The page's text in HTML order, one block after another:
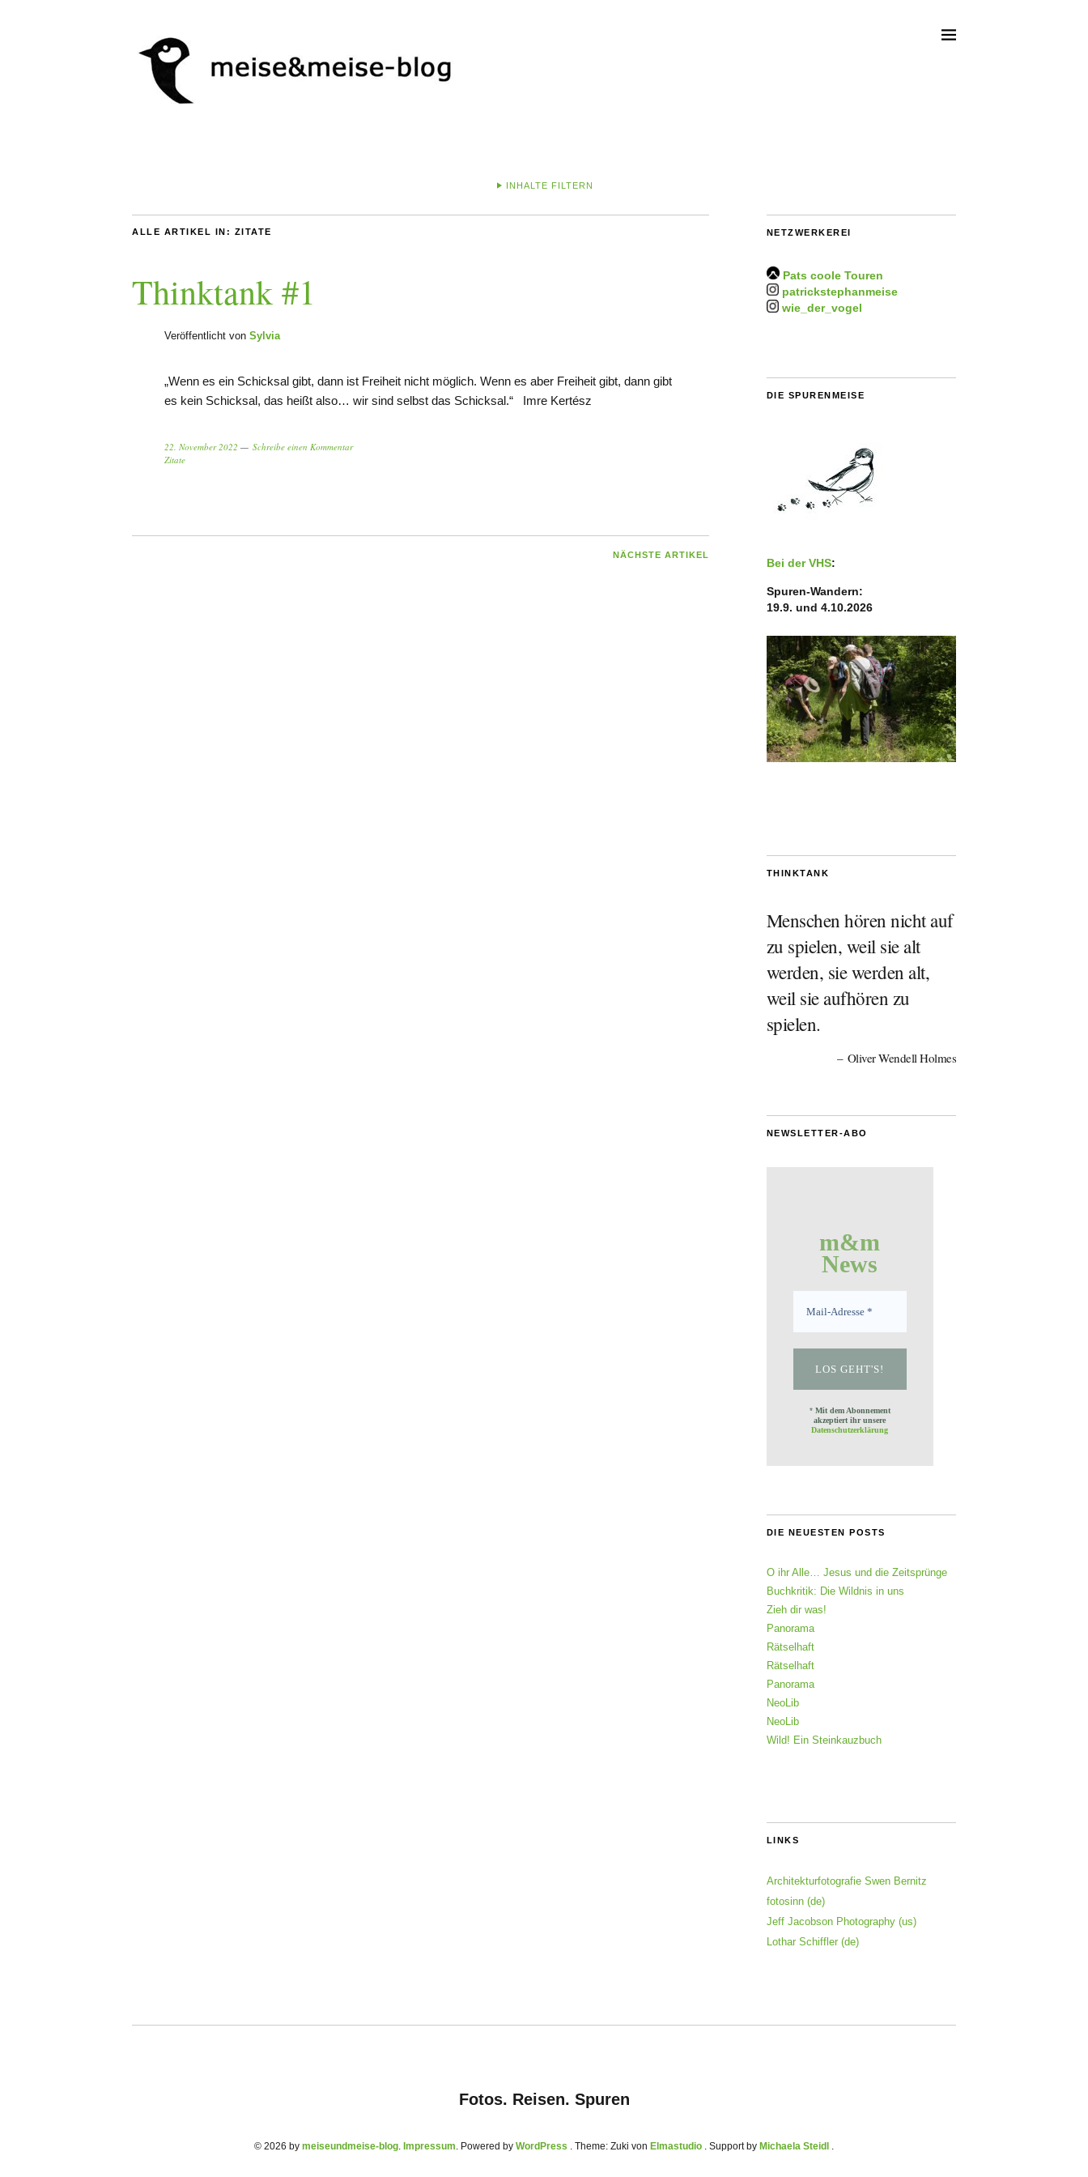
INHALTE FILTERN
ALLE ARTIKEL IN: ZITATE
Thinktank #1
Veröffentlicht von Sylvia
„Wenn es ein Schicksal gibt, dann ist Freiheit nicht möglich. Wenn es aber Freiheit gibt, dann gibt
es kein Schicksal, das heißt also… wir sind selbst das Schicksal.“ Imre Kertész
22. November 2022
Schreibe einen Kommentar
Zitate
NÄCHSTE ARTIKEL
NETZWERKEREI
Pats coole Touren
patrickstephanmeise
wie_der_vogel
DIE SPURENMEISE
Bei der VHS:
Spuren-Wandern:
19.9. und 4.10.2026
THINKTANK
Menschen hören nicht auf
zu spielen, weil sie alt
werden, sie werden alt,
weil sie aufhören zu
spielen.
Oliver Wendell Holmes
NEWSLETTER-ABO
m&m
News
* Mit dem Abonnement
akzeptiert ihr unsere
Datenschutzerklärung
DIE NEUESTEN POSTS
O ihr Alle… Jesus und die Zeitsprünge
Buchkritik: Die Wildnis in uns
Zieh dir was!
Panorama
Rätselhaft
Rätselhaft
Panorama
NeoLib
NeoLib
Wild! Ein Steinkauzbuch
LINKS
Architekturfotografie Swen Bernitz
fotosinn (de)
Jeff Jacobson Photography (us)
Lothar Schiffler (de)
Fotos. Reisen. Spuren
© 2026 by meiseundmeise-blog Impressum Powered by WordPress Theme: Zuki von Elmastudio . Support by Michaela Steidl